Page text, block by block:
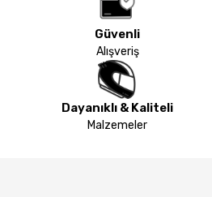
Güvenli
Alışveriş
Dayanıklı & Kaliteli
Malzemeler